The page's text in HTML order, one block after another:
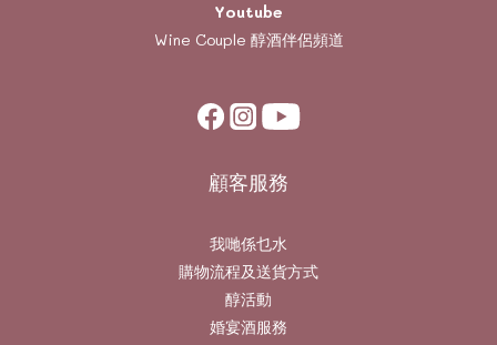
Youtube
Wine Couple 醇酒伴侶頻道
顧客服務
我哋係乜水
購物流程及送貨方式
醇活動
婚宴酒服務